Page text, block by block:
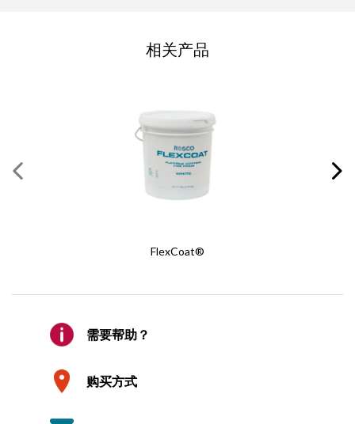
联系方式请求
确认邮件*
天然长鬃毛
经打磨的长桦木笔杆
Iddings 画笔是学生、教师或专业布景美术
相关产品
FlexCoat®
索要报价
需要帮助？
购买方式